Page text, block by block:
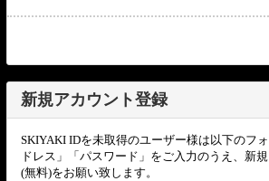
新規アカウント登録
SKIYAKI IDを未取得のユーザー様は以下のフ
ドレス」「パスワード」をご入力のうえ、新
(無料)をお願い致します。